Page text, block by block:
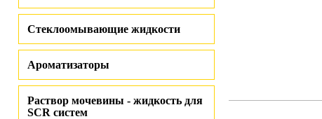
Стеклоомывающие жидкости
Ароматизаторы
Раствор мочевины - жидкость для
SCR систем